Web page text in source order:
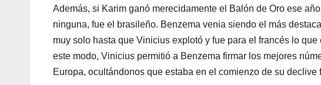
Además, si Karim ganó merecidamente el Balón de Oro ese
ninguna, fue el brasileño. Benzema venia siendo el más
muy solo hasta que Vinicius explotó y fue para el francés lo
este modo, Vinicius permitió a Benzema firmar los mejores
Europa, ocultándonos que estaba en el comienzo de su declive